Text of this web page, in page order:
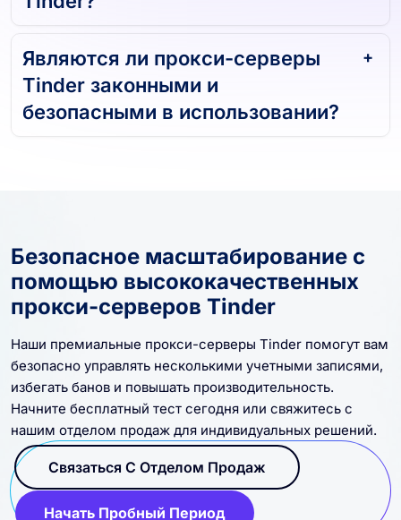
Являются ли прокси-серверы
Tinder законными и
безопасными в использовании?
Безопасное масштабирование с
помощью высококачественных
прокси-серверов Tinder
Наши премиальные прокси-серверы Tinder помогут вам
безопасно управлять несколькими учетными записями,
избегать банов и повышать производительность.
Начните бесплатный тест сегодня или свяжитесь с
нашим отделом продаж для индивидуальных решений.
Связаться С Отделом Продаж
Начать Пробный Период